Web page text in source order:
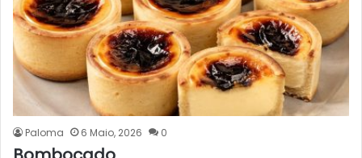
Paloma 6 Maio, 2026 0